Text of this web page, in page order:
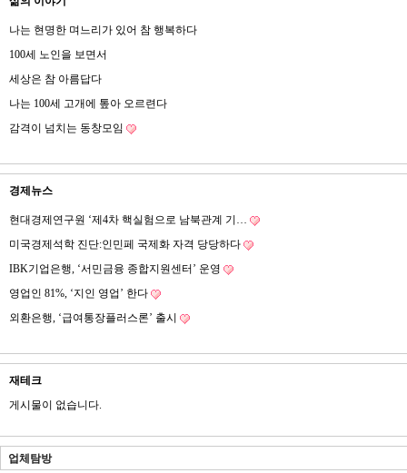
나는 현명한 며느리가 있어 참 행복하다
100세 노인을 보면서
세상은 참 아름답다
나는 100세 고개에 톺아 오르련다
감격이 넘치는 동창모임
경제뉴스
현대경제연구원 ‘제4차 핵실험으로 남북관계 기…
미국경제석학 진단:인민페 국제화 자격 당당하다
IBK기업은행, ‘서민금융 종합지원센터’ 운영
영업인 81%, ‘지인 영업’ 한다
외환은행, ‘급여통장플러스론’ 출시
재테크
게시물이 없습니다.
업체탐방